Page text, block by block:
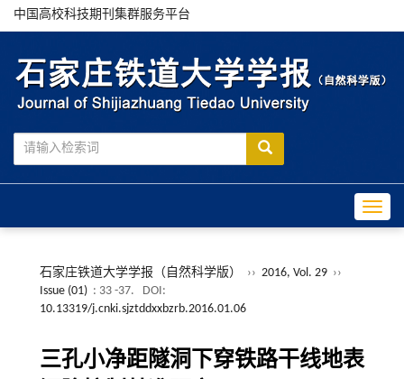
中国高校科技期刊集群服务平台
石家庄铁道大学学报（自然科学版） ›› 2016, Vol. 29 ››
Issue (01) : 33 -37.
DOI:
10.13319/j.cnki.sjztddxxbzrb.2016.01.06
三孔小净距隧洞下穿铁路干线地表